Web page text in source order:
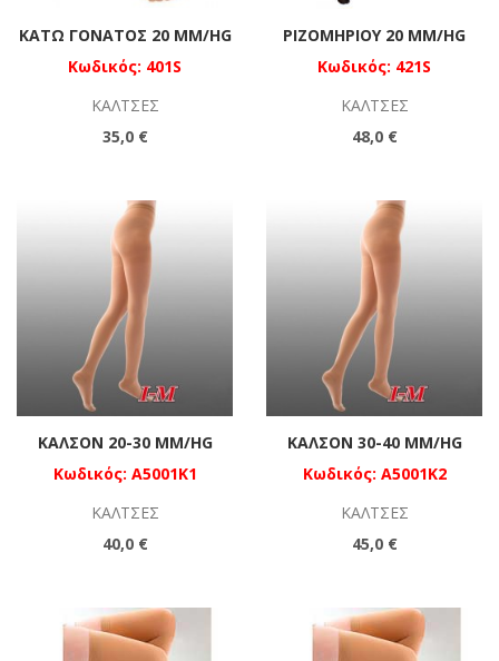
ΚΆΤΩ ΓΟΝΑΤΟΣ 20 MM/HG
Κωδικός: 401S
ΚΆΛΤΣΕΣ
35,0 €
ΡΙΖΟΜΗΡΊΟΥ 20 MM/HG
Κωδικός: 421S
ΚΆΛΤΣΕΣ
48,0 €
ΚΑΛΣΌΝ 20-30 MM/HG
Κωδικός: A5001K1
ΚΆΛΤΣΕΣ
40,0 €
ΚΑΛΣΌΝ 30-40 MM/HG
Κωδικός: A5001K2
ΚΆΛΤΣΕΣ
45,0 €